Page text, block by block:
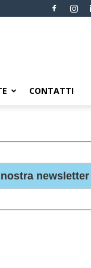
CONTATTI
newsletter